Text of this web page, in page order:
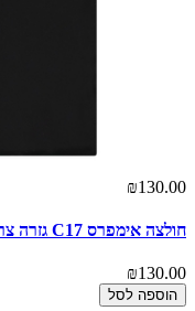
₪130.00
חולצה אימפרס C17 גזרה צרה שרוול ארוך
₪130.00
הוספה לסל